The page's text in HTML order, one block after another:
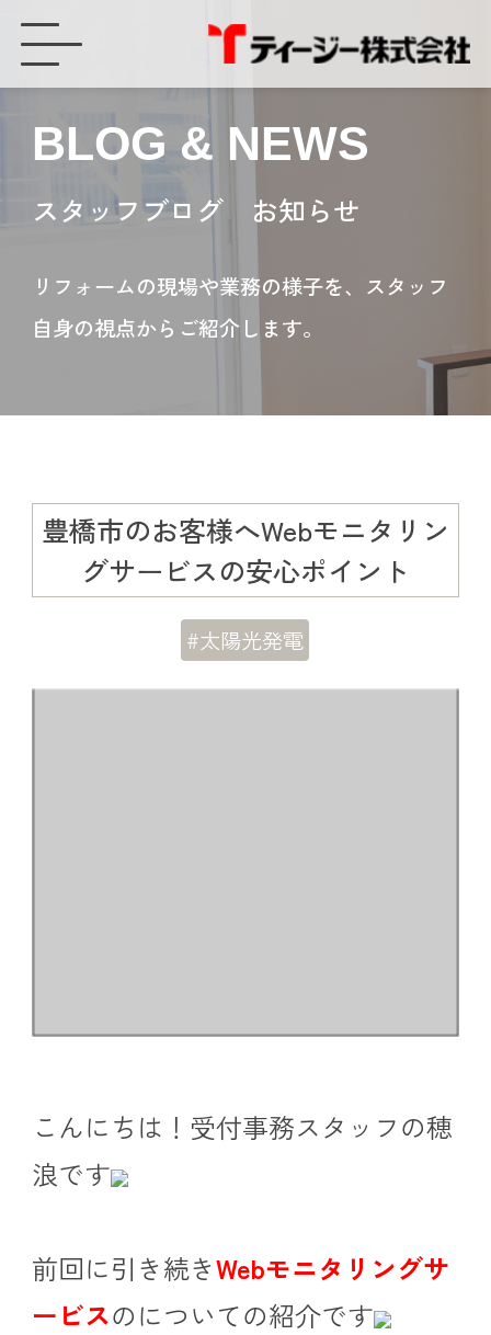
BLOG & NEWS
スタッフブログ お知らせ
リフォームの現場や業務の様子を、スタッフ
自身の視点からご紹介します。
豊橋市のお客様へWebモニタリン
グサービスの安心ポイント
#太陽光発電
こんにちは！受付事務スタッフの穂
浪です
前回に引き続きWebモニタリングサ
ービスのについての紹介です